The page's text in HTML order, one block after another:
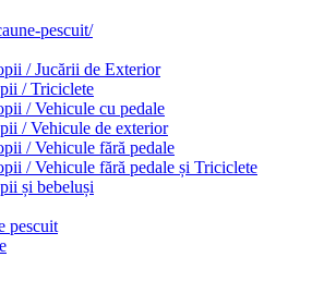
pescuit/
/ Jucării de Exterior
/ Triciclete
/ Vehicule cu pedale
/ Vehicule de exterior
/ Vehicule fără pedale
/ Vehicule fără pedale și Triciclete
și bebeluși
pescuit